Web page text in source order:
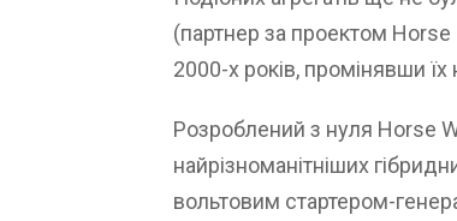
(партнер за проектом
2000-х років, промінявши їх
Розроблений з нуля Horse
найрізноманітніших
вольтовим стартером-